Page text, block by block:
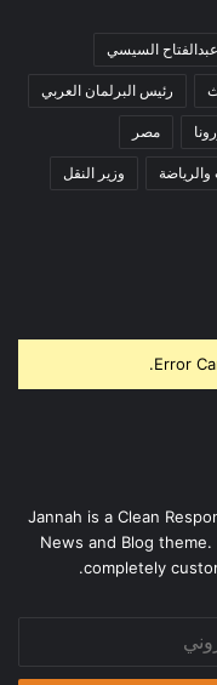
السيسي
رئيس البرلمان العربي
مصر
وزير النقل
Error
Jannah is a Clean
News and Blog
completely